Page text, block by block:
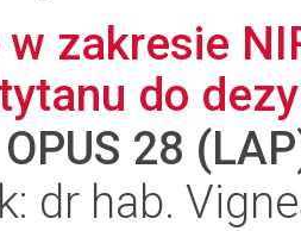
zakresie
do
OPUS 28
dr hab.